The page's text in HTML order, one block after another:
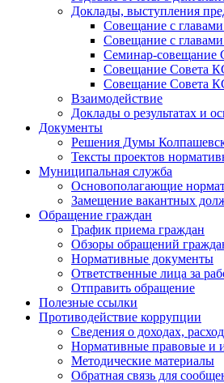
Доклады, выступления
Совещание с
Совещание с главами
Семинар-совещание
Совещание Совета
Совещание Совета
Взаимодействие
Доклады о результатах и
Документы
Решения Думы
Тексты проектов
Муниципальная служба
Основополагающие
Замещение вакантных
Обращение граждан
График приема граждан
Обзоры обращений
Нормативные документы
Ответственные лица за
Отправить обращение
Полезные ссылки
Противодействие коррупции
Сведения о доходах,
Нормативные правовые и
Методические материалы
Обратная связь для